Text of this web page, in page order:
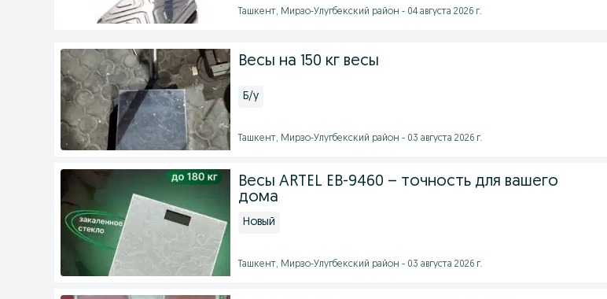
Ташкент, Мирзо-Улугбекский район - 04 августа 2026 г.
Весы на 150 кг весы
Б/у
Ташкент, Мирзо-Улугбекский район - 03 августа 2026 г.
Весы ARTEL EB-9460 – точность для вашего
дома
Новый
Ташкент, Мирзо-Улугбекский район - 03 августа 2026 г.